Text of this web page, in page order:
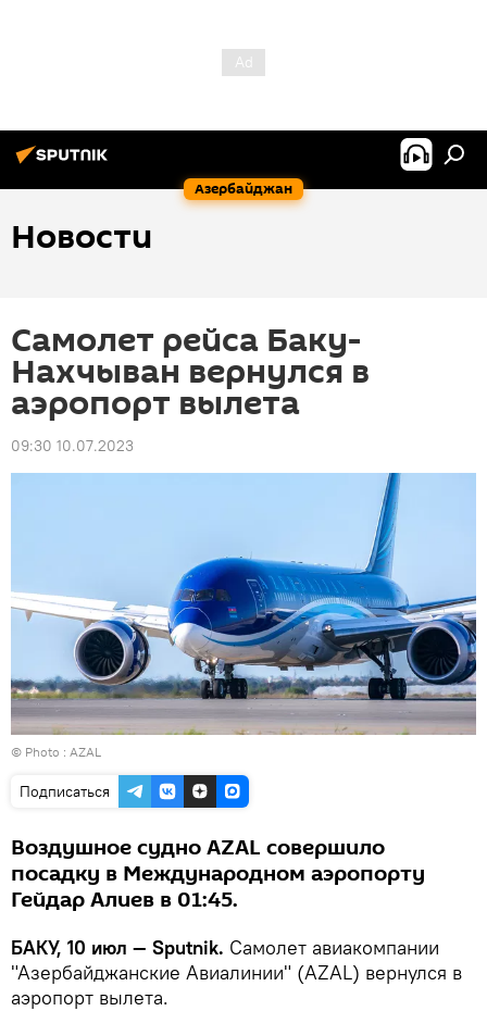
Азербайджан
Новости
Самолет рейса Баку-
Нахчыван вернулся в
аэропорт вылета
09:30 10.07.2023
© Photo : AZAL
Подписаться
Воздушное судно AZAL совершило
посадку в Международном аэропорту
Гейдар Алиев в 01:45.
БАКУ, 10 июл — Sputnik. Самолет авиакомпании
"Азербайджанские Авиалинии" (AZAL) вернулся в
аэропорт вылета.